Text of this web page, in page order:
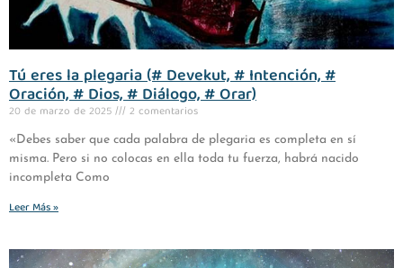
Tú eres la plegaria (# Devekut, # Intención, #
Oración, # Dios, # Diálogo, # Orar)
20 de marzo de 2025 2 comentarios
«Debes saber que cada palabra de plegaria es completa en sí
misma. Pero si no colocas en ella toda tu fuerza, habrá nacido
incompleta Como
Leer Más »